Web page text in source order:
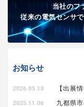
当社のフ
従来の電気センサ
お知らせ
2026.05.18 【出展
2025.11.06 九都県